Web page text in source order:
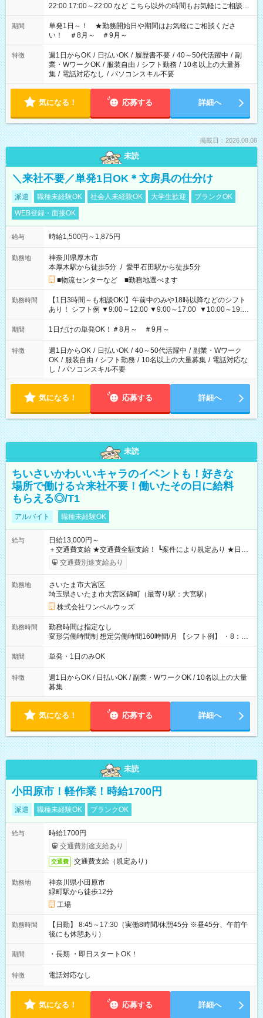
22:00 17:00～22:00 など こちら以外の時間もお気軽にご相談く
ださい！
期間
単発1日～！ ★勤務開始日や期間はお気軽にご相談くださ
い！ ＃8月～ ＃9月～
特徴 週1日からOK / 日払いOK / 履歴書不要 / 40～50代活躍中 / 副
業・WワークOK / 服装自由 / シフト勤務 / 10名以上の大量募
集 / 電話対応なし / パソコンスキル不要
気になる！ 応募する 詳細へ
掲載日：2026.08.08
未読
＼来社不要／単発1日OK＊文房具の仕分け
派遣 職種未経験OK 社会人未経験OK 大学生歓迎
ブランクOK
WEB登録・面接OK
給与 時給1,500円～1,875円
勤務地
神奈川県厚木市
本厚木駅から徒歩5分 / 愛甲石田駅から徒歩5分
■物流センターなど ■勤務地選べます
勤務時間
【1日3時間～も相談OK!】午前中のみや18時以降などのシフト
あり！ シフト例 ▼9:00～12:00 ▼9:00～17:00 ▼10:00～19:00
▼18:00～21:00
期間 1日だけの単発OK！＃8月～ ＃9月～
特徴 週1日からOK / 日払いOK / 40～50代活躍中 / 副業・Wワーク
OK / 服装自由 / シフト勤務 / 10名以上の大量募集 / 電話対応な
し / パソコンスキル不要
気になる！ 応募する 詳細へ
未読
ちいさいかわいいキャラのイベントも！好きな
場所で働ける☆来社不要！働いたその日に給料
もらえる◎/T1
アルバイト 職種未経験OK
給与
日給13,000円～
＋交通費支給 ★交通費全額支給！ ┗案件により規定あり ★日払
いOK！（規定あり） ┗働いたその日に現金GET♪ お仕事後はコ
ンビニATMから 日払い分を引き落とせます！ 【試用期間】試
交通費別途支給あり
勤務地
さいたま市大宮区
埼玉県さいたま市大宮区錦町（最寄り駅：大宮駅）
株式会社ワンベルウッズ
勤務時間
勤務時間は指定なし
変形労働時間制 想定労働時間160時間/月 【シフト例】 ・8：00
～21：00
期間 単発・1日のみOK
特徴
週1日からOK / 日払いOK / 副業・WワークOK / 10名以上の大量
募集
気になる！ 応募する 詳細へ
未読
小田原市！軽作業！時給1700円
派遣 職種未経験OK ブランクOK
給与
時給1700円
交通費別途支給あり
交通費 交通費支給（規定あり）
勤務地
神奈川県小田原市
緑町駅から徒歩12分
工場
勤務時間
【日勤】 8:45～17:30（実働8時間/休憩45分 ※昼45分、午前午
後にも休憩あり）
期間 ・長期 ・即日スタートOK！
特徴 電話対応なし
気になる！ 応募する 詳細へ